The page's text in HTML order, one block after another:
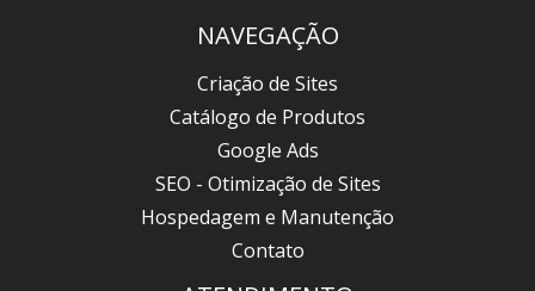
NAVEGAÇÃO
Criação de Sites
Catálogo de Produtos
Google Ads
SEO - Otimização de Sites
Hospedagem e Manutenção
Contato